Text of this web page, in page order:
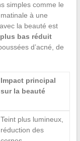
simples comme le
à une
la beauté est
bas réduit
d’acné, de
Impact principal
sur la beauté
Teint plus lumineux,
réduction des